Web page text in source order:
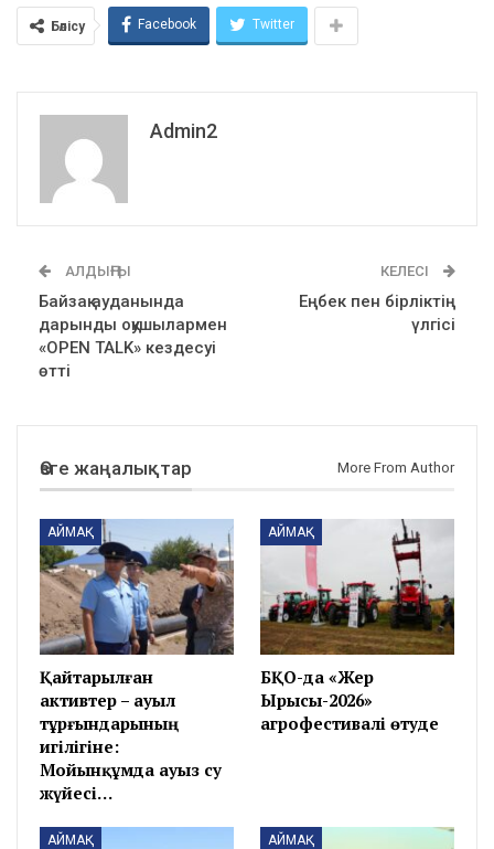
Бөлісу Facebook Twitter
Admin2
АЛДЫҢҒЫ
Байзақ ауданында
дарынды оқушылармен
«OPEN TALK» кездесуі
өтті
КЕЛЕСІ
Еңбек пен бірліктің
үлгісі
Өзге жаңалықтар More From Author
АЙМАҚ
Қайтарылған
активтер – ауыл
тұрғындарының
игілігіне:
Мойынқұмда ауыз су
жүйесі…
АЙМАҚ
БҚО-да «Жер
Ырысы-2026»
агрофестивалі өтуде
АЙМАҚ АЙМАҚ